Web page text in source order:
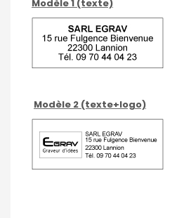
Modèle 1 (texte)
Modèle 2 (texte+logo)